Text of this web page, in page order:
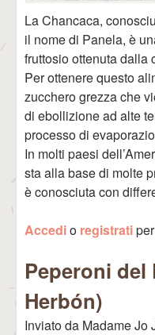
La Chancaca,
il nome di Panela, è
fruttosio ottenuta dalla
Per ottenere questo
zucchero grezza che
di ebollizione ad alte
processo di
In molti paesi
sta alla base di molte
è conosciuta con
Accedio registrati
Peperoni del
Herbón)
Inviato da Madame Jo